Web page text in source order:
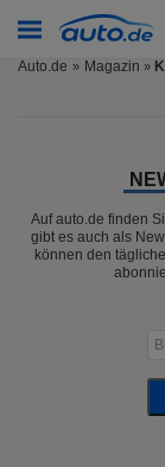
Auto.de Magazin »
Auf auto.de finden
gibt es auch als
können den